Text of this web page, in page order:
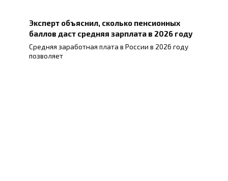
Эксперт объяснил, сколько пенсионных
баллов даст средняя зарплата в 2026 году
Средняя заработная плата в России в 2026 году
позволяет